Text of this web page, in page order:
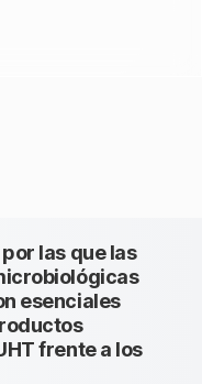
las que las
esenciales
frente a los